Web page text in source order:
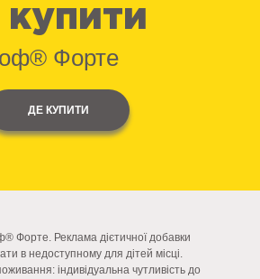
Форте
ДЕ КУПИТИ
Форте. Реклама дієтичної добавки
в недоступному для дітей місці.
індивідуальна чутливість до